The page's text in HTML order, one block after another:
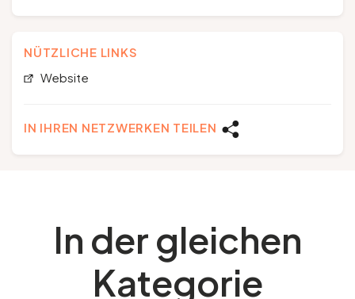
NÜTZLICHE LINKS
Website
IN IHREN NETZWERKEN TEILEN
In der gleichen
Kategorie